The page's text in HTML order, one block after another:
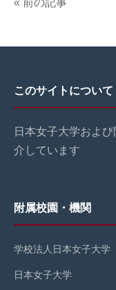
« 前の記事
このサイトについて
日本女子大学およ
介しています
附属校園・機関
学校法人日本女子大学
日本女子大学